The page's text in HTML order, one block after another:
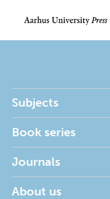
Subjects
Book series
Journals
About us